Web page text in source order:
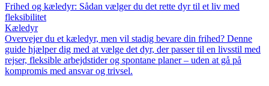
Frihed og kæledyr: Sådan vælger du det rette dyr til et liv med
fleksibilitet
Kæledyr
Overvejer du et kæledyr, men vil stadig bevare din frihed? Denne
guide hjælper dig med at vælge det dyr, der passer til en livsstil med
rejser, fleksible arbejdstider og spontane planer – uden at gå på
kompromis med ansvar og trivsel.